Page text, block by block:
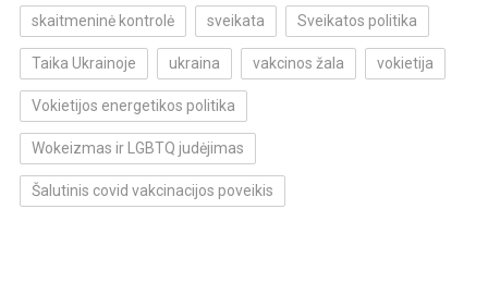
skaitmeninė kontrolė sveikata Sveikatos politika
Taika Ukrainoje ukraina vakcinos žala vokietija
Vokietijos energetikos politika
Wokeizmas ir LGBTQ judėjimas
Šalutinis covid vakcinacijos poveikis